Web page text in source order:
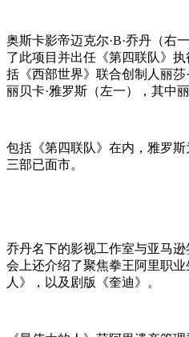
奥斯卡影帝迈克尔·B·乔丹（右
了此项目并出任《第四联队》
括《西部世界》联合创制人丽
丽贝卡·雅罗斯（左一），其中
包括《第四联队》在内，雅罗
三部已面市。
乔丹名下的影视工作室与亚马
会上还介绍了聚焦拳王阿里职
人》，以及剧版《奎迪》。